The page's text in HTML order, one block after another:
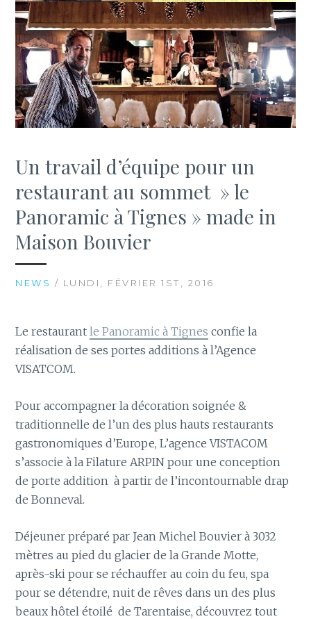
Un travail d’équipe pour un
restaurant au sommet » le
Panoramic à Tignes » made in
Maison Bouvier
NEWS / LUNDI, FÉVRIER 1ST, 2016
Le restaurantle Panoramic à Tignes confie la
réalisation de ses portes additions à l’Agence
VISATCOM.
Pour accompagner la décoration soignée &
traditionnelle de l’un des plus hauts restaurants
gastronomiques d’Europe, L’agence VISTACOM
s’associe à la Filature ARPIN pour une conception
de porte addition à partir de l’incontournable drap
de Bonneval.
Déjeuner préparé par Jean Michel Bouvier à 3032
mètres au pied du glacier de la Grande Motte,
après-ski pour se réchauffer au coin du feu, spa
pour se détendre, nuit de rêves dans un des plus
beaux hôtel étoilé de Tarentaise, découvrez tout